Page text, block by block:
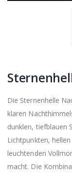
Die Sternenhelle
klaren
dunklen, tiefblauen
Lichtpunkten,
leuchtenden
macht. Die